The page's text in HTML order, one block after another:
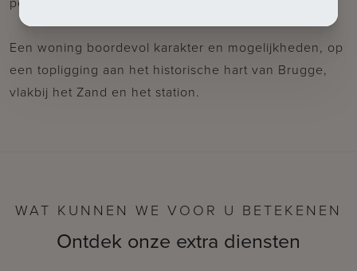
Een woning boordevol karakter en mogelijkheden, op
een topligging aan het historische hart van Brugge,
vlakbij het Zand en het station.
WAT KUNNEN WE VOOR U BETEKENEN
Ontdek onze extra diensten